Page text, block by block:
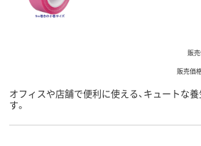
販売
販売価格
オフィスや店舗で便利に使える、キュートな
す。